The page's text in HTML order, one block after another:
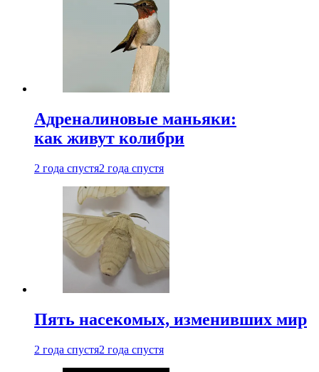
Адреналиновые маньяки:
как живут колибри
2 года спустя2 года спустя
Пять насекомых, изменивших мир
2 года спустя2 года спустя